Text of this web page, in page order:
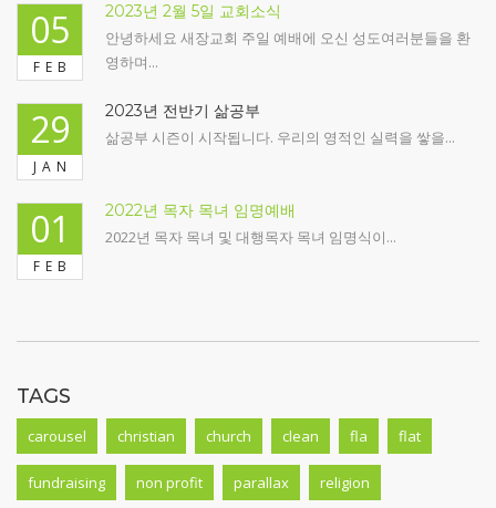
05
FEB
2023년 2월 5일 교회소식
안녕하세요 새장교회 주일 예배에 오신 성도여러분들을 환
영하며...
29
JAN
2023년 전반기 삶공부
삶공부 시즌이 시작됩니다. 우리의 영적인 실력을 쌓을...
01
FEB
2022년 목자 목녀 임명예배
2022년 목자 목녀 및 대행목자 목녀 임명식이...
TAGS
carousel christian church clean fla flat
fundraising non profit parallax religion